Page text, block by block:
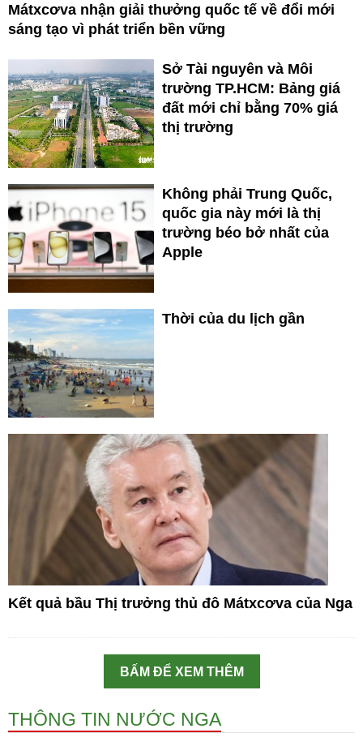
Mátxcơva nhận giải thưởng quốc tế về đổi mới
sáng tạo vì phát triển bền vững
Sở Tài nguyên và Môi
trường TP.HCM: Bảng giá
đất mới chỉ bằng 70% giá
thị trường
Không phải Trung Quốc,
quốc gia này mới là thị
trường béo bở nhất của
Apple
Thời của du lịch gần
Kết quả bầu Thị trưởng thủ đô Mátxcơva của Nga
BẤM ĐỂ XEM THÊM
THÔNG TIN NƯỚC NGA